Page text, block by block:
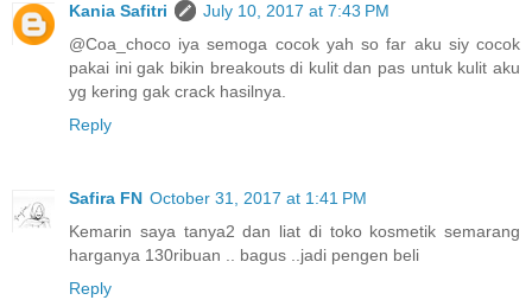
Kania Safitri
July 10, 2017 at 7:43 PM
@Coa_choco iya semoga cocok yah so far aku siy cocok
pakai ini gak bikin breakouts di kulit dan pas untuk kulit aku
yg kering gak crack hasilnya.
Reply
Safira FN October 31, 2017 at 1:41 PM
Kemarin saya tanya2 dan liat di toko kosmetik semarang
harganya 130ribuan .. bagus ..jadi pengen beli
Reply